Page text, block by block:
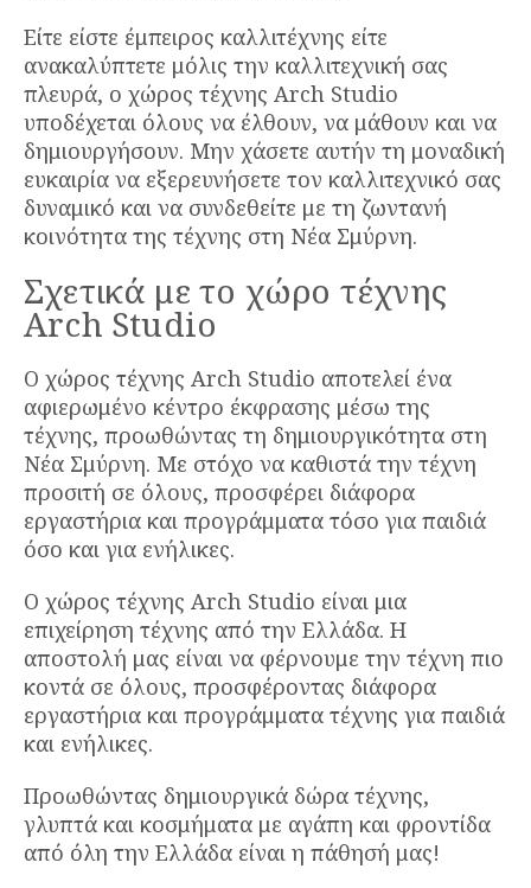
Είτε είστε έμπειρος καλλιτέχνης είτε
ανακαλύπτετε μόλις την καλλιτεχνική σας
πλευρά, ο χώρος τέχνης Arch Studio
υποδέχεται όλους να έλθουν, να μάθουν και να
δημιουργήσουν. Μην χάσετε αυτήν τη μοναδική
ευκαιρία να εξερευνήσετε τον καλλιτεχνικό σας
δυναμικό και να συνδεθείτε με τη ζωντανή
κοινότητα της τέχνης στη Νέα Σμύρνη.
Σχετικά με το χώρο τέχνης
Arch Studio
Ο χώρος τέχνης Arch Studio αποτελεί ένα
αφιερωμένο κέντρο έκφρασης μέσω της
τέχνης, προωθώντας τη δημιουργικότητα στη
Νέα Σμύρνη. Με στόχο να καθιστά την τέχνη
προσιτή σε όλους, προσφέρει διάφορα
εργαστήρια και προγράμματα τόσο για παιδιά
όσο και για ενήλικες.
Ο χώρος τέχνης Arch Studio είναι μια
επιχείρηση τέχνης από την Ελλάδα. Η
αποστολή μας είναι να φέρνουμε την τέχνη πιο
κοντά σε όλους, προσφέροντας διάφορα
εργαστήρια και προγράμματα τέχνης για παιδιά
και ενήλικες.
Προωθώντας δημιουργικά δώρα τέχνης,
γλυπτά και κοσμήματα με αγάπη και φροντίδα
από όλη την Ελλάδα είναι η πάθησή μας!